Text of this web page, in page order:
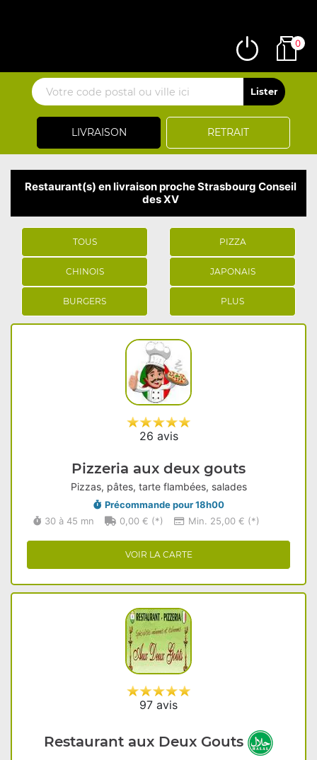
LIVRAISON RETRAIT
0
Restaurant(s) en livraison proche Strasbourg Conseil
des XV
TOUS PIZZA
CHINOIS JAPONAIS
BURGERS PLUS
26 avis
Pizzeria aux deux gouts
Pizzas, pâtes, tarte flambées, salades
Précommande pour 18h00
30 à 45 mn
0,00 € (*) Min. 25,00 € (*)
VOIR LA CARTE
97 avis
Restaurant aux Deux Gouts